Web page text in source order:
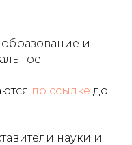
и
по ссылке до
науки и